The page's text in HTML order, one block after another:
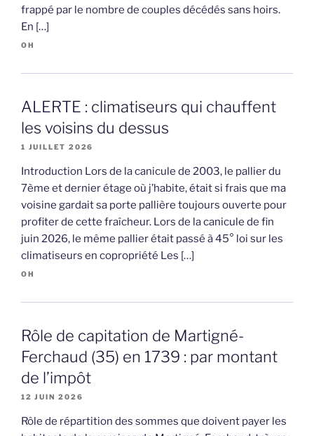
frappé par le nombre de couples décédés sans hoirs.
En […]
OH
ALERTE : climatiseurs qui chauffent
les voisins du dessus
1 JUILLET 2026
Introduction Lors de la canicule de 2003, le pallier du
7ème et dernier étage où j’habite, était si frais que ma
voisine gardait sa porte pallière toujours ouverte pour
profiter de cette fraîcheur. Lors de la canicule de fin
juin 2026, le même pallier était passé à 45° loi sur les
climatiseurs en copropriété Les […]
OH
Rôle de capitation de Martigné-
Ferchaud (35) en 1739 : par montant
de l’impôt
12 JUIN 2026
Rôle de répartition des sommes que doivent payer les